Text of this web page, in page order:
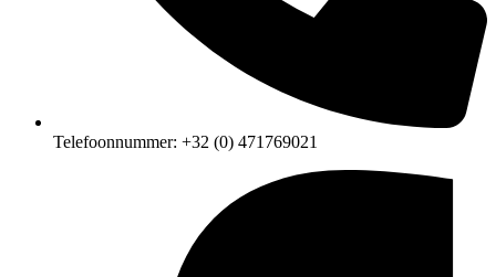
Telefoonnummer: +32 (0) 471769021